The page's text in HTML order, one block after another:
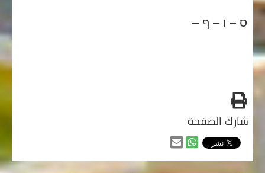
ס – ו – ף –
طباعه
شارك الصفحة
مشاركه
من
مشاركه
من